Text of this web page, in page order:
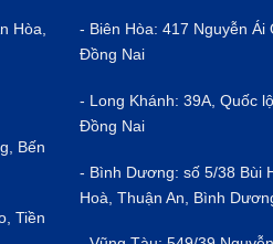
Hòa,
Bến
Tiền
- Biên Hòa: 417 Nguyễn Ái
Đồng Nai
- Long Khánh: 39A, Quốc
Đồng Nai
- Bình Dương: số 5/38 Bùi
Hoà, Thuận An, Bình